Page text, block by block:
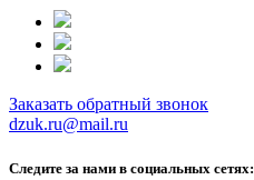
Заказать обратный звонок
dzuk.ru@mail.ru
Следите за нами в социальных сетях: